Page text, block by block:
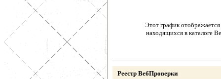
Этот график отображается
находящихся в каталоге
Реестр ВебПроверки